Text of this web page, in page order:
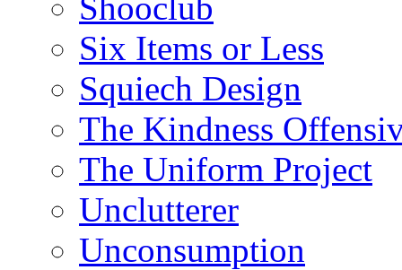
Six Items or Less
Squiech Design
The Kindness
The Uniform Project
Unclutterer
Unconsumption